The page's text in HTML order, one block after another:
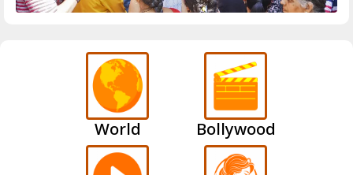
World Bollywood